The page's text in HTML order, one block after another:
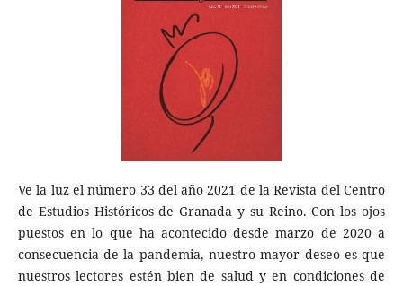
Ve la luz el número 33 del año 2021 de la Revista del Centro
de Estudios Históricos de Granada y su Reino. Con los ojos
puestos en lo que ha acontecido desde marzo de 2020 a
consecuencia de la pandemia, nuestro mayor deseo es que
nuestros lectores estén bien de salud y en condiciones de